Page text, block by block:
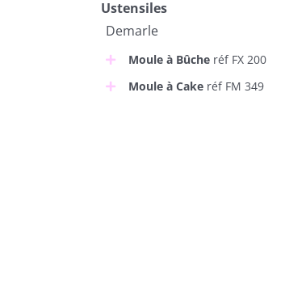
Ustensiles
Demarle
Moule à Bûcheréf FX 200
Moule à Cakeréf FM 349